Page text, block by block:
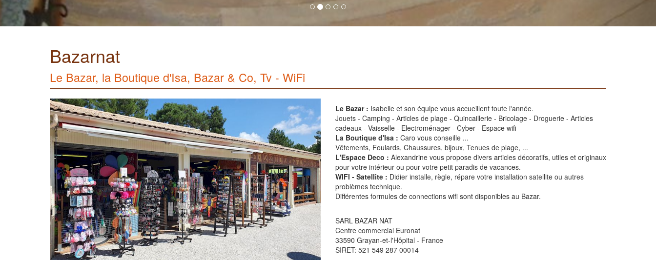
Bazarnat
Le Bazar, la Boutique d'Isa, Bazar & Co, Tv - WiFi
Le Bazar : Isabelle et son équipe vous accueillent toute l'année.
Jouets - Camping - Articles de plage - Quincaillerie - Bricolage - Droguerie - Articles
cadeaux - Vaisselle - Electroménager - Cyber - Espace wifi
La Boutique d'Isa : Caro vous conseille ...
Vêtements, Foulards, Chaussures, bijoux, Tenues de plage, ...
L'Espace Deco : Alexandrine vous propose divers articles décoratifs, utiles et originaux
pour votre intérieur ou pour votre petit paradis de vacances.
WIFI - Satellite : Didier installe, règle, répare votre installation satellite ou autres
problèmes technique.
Différentes formules de connections wifi sont disponibles au Bazar.
SARL BAZAR NAT
Centre commercial Euronat
33590 Grayan-et-l'Hôpital - France
SIRET: 521 549 287 00014